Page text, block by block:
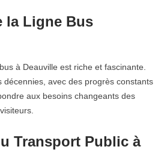
la Ligne Bus
à Deauville est riche et fascinante.
décennies, avec des progrès constants
aux besoins changeants des
Transport Public à